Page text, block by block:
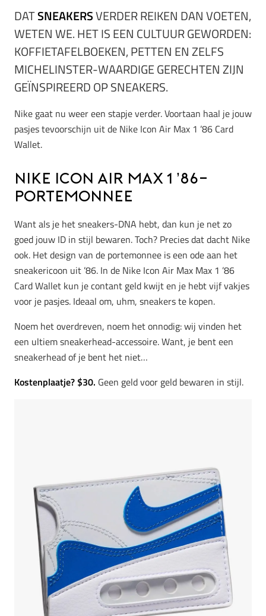
DATSNEAKERSVERDER REIKEN DAN VOETEN,
WETEN WE. HET IS EEN CULTUUR GEWORDEN:
KOFFIETAFELBOEKEN, PETTEN EN ZELFS
MICHELINSTER-WAARDIGE GERECHTEN ZIJN
GEÏNSPIREERD OP SNEAKERS.
Nike gaat nu weer een stapje verder. Voortaan haal je jouw
pasjes tevoorschijn uit de Nike Icon Air Max 1 ’86 Card
Wallet.
Nike Icon Air Max 1 ’86-
portemonnee
Want als je het sneakers-DNA hebt, dan kun je net zo
goed jouw ID in stijl bewaren. Toch? Precies dat dacht Nike
ook. Het design van de portemonnee is een ode aan het
sneakericoon uit ’86. In de Nike Icon Air Max Max 1 ’86
Card Wallet kun je contant geld kwijt en je hebt vijf vakjes
voor je pasjes. Ideaal om, uhm, sneakers te kopen.
Noem het overdreven, noem het onnodig: wij vinden het
een ultiem sneakerhead-accessoire. Want, je bent een
sneakerhead of je bent het niet…
Kostenplaatje? $30. Geen geld voor geld bewaren in stijl.